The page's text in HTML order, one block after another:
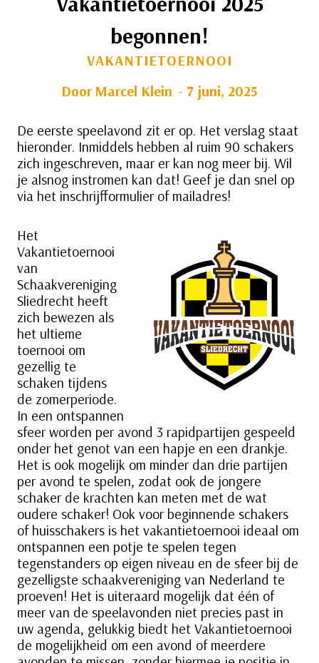
begonnen!
VAKANTIETOERNOOI
Door Marcel Klein 7 juni, 2025
De eerste speelavond zit er op. Het verslag staat
hieronder. Inmiddels hebben al ruim 90 schakers
zich ingeschreven, maar er kan nog meer bij. Wil
je alsnog instromen kan dat! Geef je dan snel op
via het inschrijfformulier of mailadres!
Het
Vakantietoernooi
van
Schaakvereniging
Sliedrecht heeft
zich bewezen als
het ultieme
toernooi om
gezellig te
schaken tijdens
de zomerperiode.
In een ontspannen
sfeer worden per avond 3 rapidpartijen gespeeld
onder het genot van een hapje en een drankje.
Het is ook mogelijk om minder dan drie partijen
per avond te spelen, zodat ook de jongere
schaker de krachten kan meten met de wat
oudere schaker! Ook voor beginnende schakers
of huisschakers is het vakantietoernooi ideaal om
ontspannen een potje te spelen tegen
tegenstanders op eigen niveau en de sfeer bij de
gezelligste schaakvereniging van Nederland te
proeven! Het is uiteraard mogelijk dat één of
meer van de speelavonden niet precies past in
uw agenda, gelukkig biedt het Vakantietoernooi
de mogelijkheid om een avond of meerdere